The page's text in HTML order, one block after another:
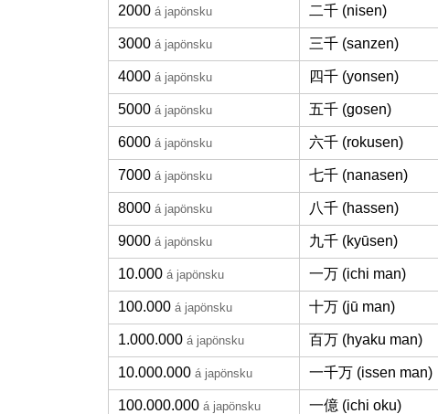
2000 á japönsku 二千 (nisen)
3000 á japönsku 三千 (sanzen)
4000 á japönsku 四千 (yonsen)
5000 á japönsku 五千 (gosen)
6000 á japönsku 六千 (rokusen)
7000 á japönsku 七千 (nanasen)
8000 á japönsku 八千 (hassen)
9000 á japönsku 九千 (kyūsen)
10.000 á japönsku 一万 (ichi man)
100.000 á japönsku 十万 (jū man)
1.000.000 á japönsku 百万 (hyaku man)
10.000.000 á japönsku 一千万 (issen man)
100.000.000 á japönsku 一億 (ichi oku)